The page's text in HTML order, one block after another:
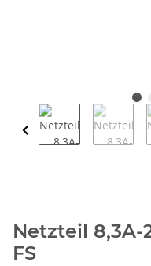
Netzteil 8,3A-
FS